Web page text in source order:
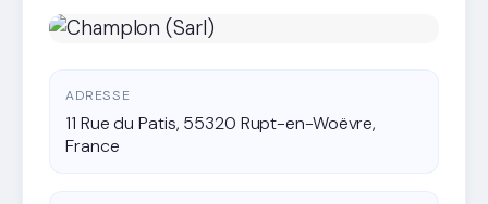
ADRESSE
11 Rue du Patis, 55320 Rupt-en-Woëvre,
France